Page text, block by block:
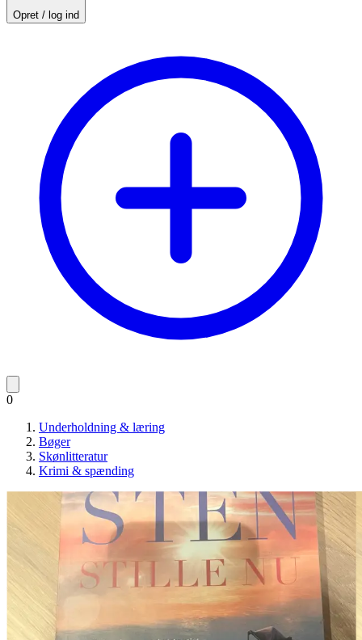
Opret / log ind
0
Underholdning & læring
Bøger
Skønlitteratur
Krimi & spænding